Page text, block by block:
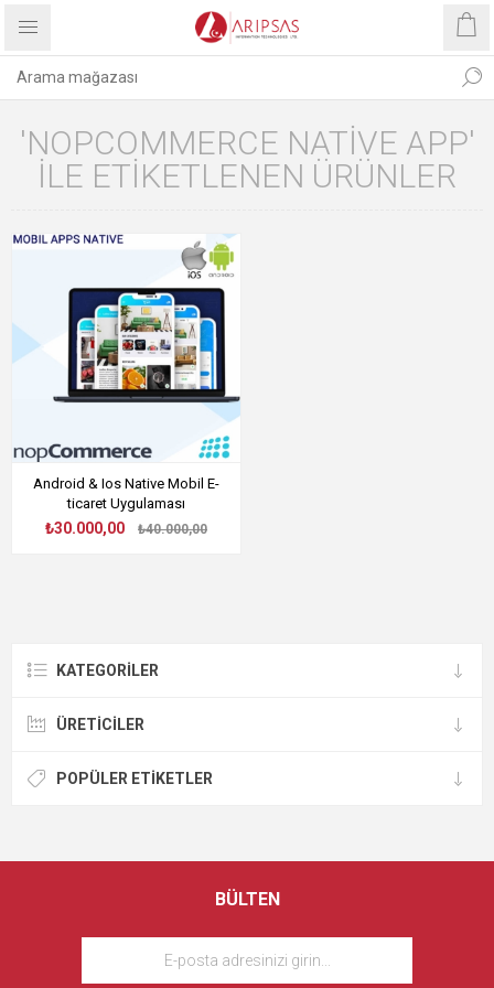
'NOPCOMMERCE NATIVE APP'
ILE ETIKETLENEN ÜRÜNLER
Android & Ios Native Mobil E-
ticaret Uygulaması
₺30.000,00 ₺40.000,00
KATEGORILER
ÜRETICILER
POPÜLER ETIKETLER
BÜLTEN